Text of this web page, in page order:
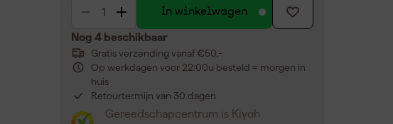
In winkelwagen
Nog 4 beschikbaar
Gratis verzending vanaf €50,-
Op werkdagen voor 22:00u besteld = morgen in
huis
Retourtermijn van 30 dagen
Gereedschapcentrum is Kiyoh